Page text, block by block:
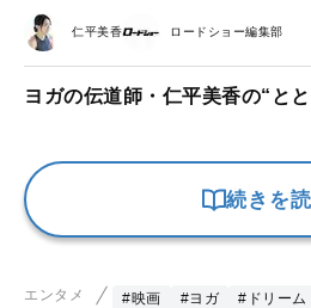
仁平美香 ロードショー編集部
ヨガの伝道師・仁平美香の“と
続きを
エンタメ #映画 #ヨガ #ドリーム